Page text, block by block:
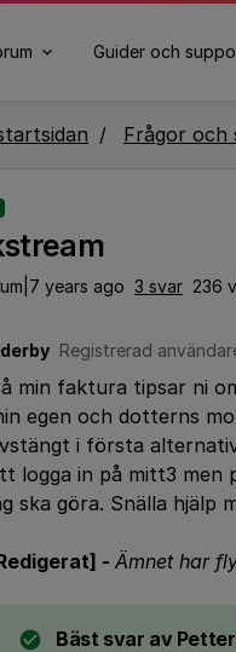
Guider och
Frågor och
years ago 3 svar 236
Registrerad
min faktura tipsar ni
egen och dotterns
i första
logga in på mitt3 men
ska göra. Snälla hjälp
- Ämnet har
Bäst svar av